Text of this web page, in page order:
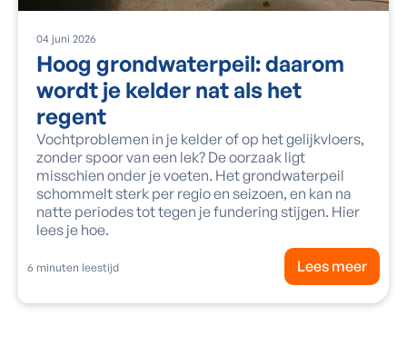
04 juni 2026
Hoog grondwaterpeil: daarom
wordt je kelder nat als het
regent
Vochtproblemen in je kelder of op het gelijkvloers,
zonder spoor van een lek? De oorzaak ligt
misschien onder je voeten. Het grondwaterpeil
schommelt sterk per regio en seizoen, en kan na
natte periodes tot tegen je fundering stijgen. Hier
lees je hoe.
6 minuten leestijd Lees meer